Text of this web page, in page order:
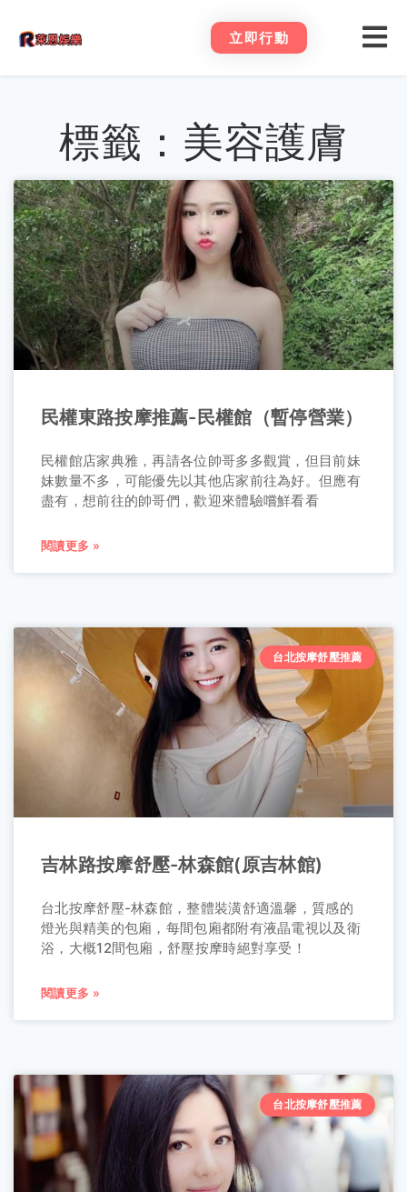
立即行動
標籤：美容護膚
民權東路按摩推薦-民權館（暫停營業）
民權館店家典雅，再請各位帥哥多多觀賞，但目前妹
妹數量不多，可能優先以其他店家前往為好。但應有
盡有，想前往的帥哥們，歡迎來體驗嚐鮮看看
閱讀更多 »
台北按摩舒壓推薦
吉林路按摩舒壓-林森館(原吉林館)
台北按摩舒壓-林森館，整體裝潢舒適溫馨，質感的
燈光與精美的包廂，每間包廂都附有液晶電視以及衛
浴，大概12間包廂，舒壓按摩時絕對享受！
閱讀更多 »
台北按摩舒壓推薦